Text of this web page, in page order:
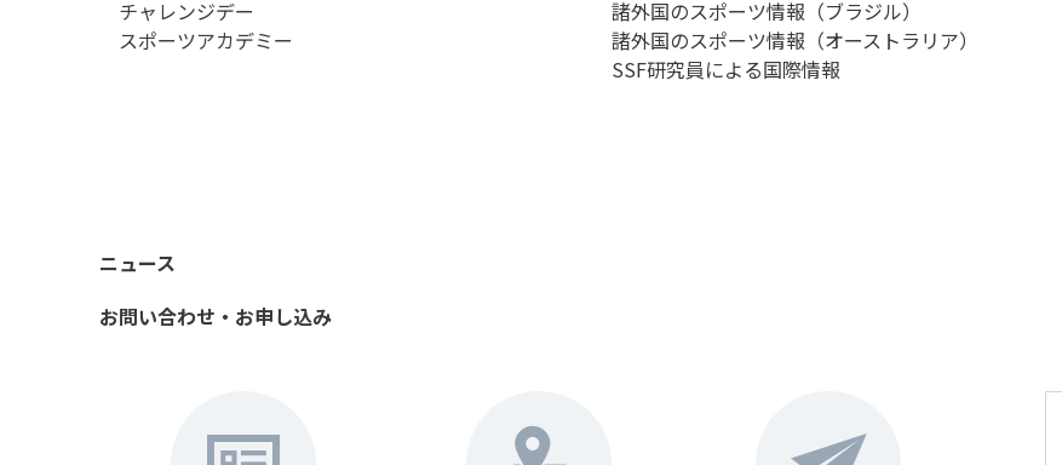
チャレンジデー
スポーツアカデミー
諸外国のスポーツ情報（ブラジル）
諸外国のスポーツ情報（オーストラリア）
SSF研究員による国際情報
ニュース
お問い合わせ・お申し込み